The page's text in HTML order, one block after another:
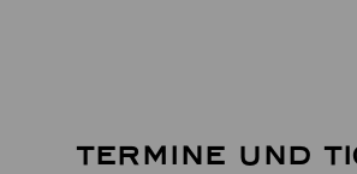
TERMINE UND